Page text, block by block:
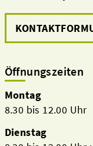
Öffnungszeiten
Montag
8.30 bis 12.00 Uhr
Dienstag